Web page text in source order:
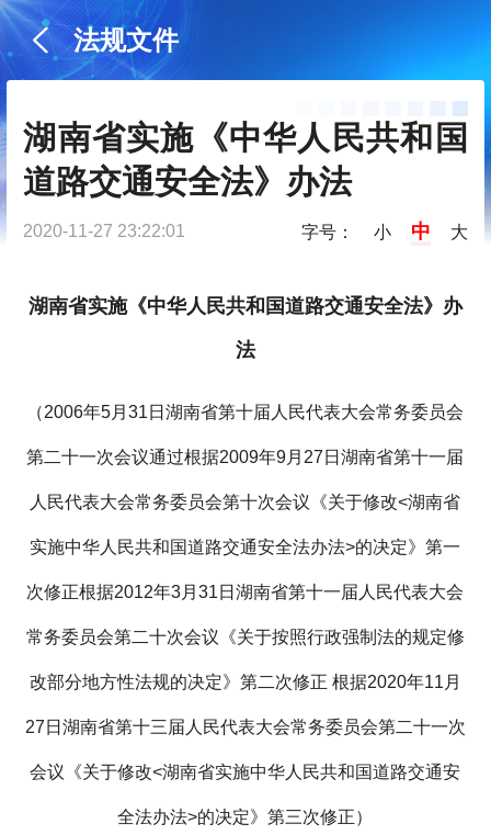
法规文件
湖南省实施《中华人民共和国
道路交通安全法》办法
2020-11-27 23:22:01 字号： 小 中 大
湖南省实施《中华人民共和国道路交通安全法》办
法
（2006年5月31日湖南省第十届人民代表大会常务委员会
第二十一次会议通过根据2009年9月27日湖南省第十一届
人民代表大会常务委员会第十次会议《关于修改<湖南省
实施中华人民共和国道路交通安全法办法>的决定》第一
次修正根据2012年3月31日湖南省第十一届人民代表大会
常务委员会第二十次会议《关于按照行政强制法的规定修
改部分地方性法规的决定》第二次修正 根据2020年11月
27日湖南省第十三届人民代表大会常务委员会第二十一次
会议《关于修改<湖南省实施中华人民共和国道路交通安
全法办法>的决定》第三次修正）